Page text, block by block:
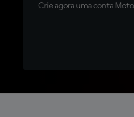
Crie agora uma conta